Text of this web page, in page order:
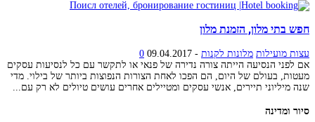
חפש בתי מלון, הזמנת מלון
עצות מועילות מלונות לקנות -
09.04.2017
0
אם לפני הנסיעה הייתה צורה נדירה של פנאי או לתקשר עם כל לנסיעות עסקים
מעטות, בעולם של היום, הם הפכו לאחת הצורות הנפוצות ביותר של בילוי. מדי
שנה מיליוני תיירים, אנשי עסקים ומטיילים אחרים עושים טיולים לא רק עם...
סיור ומדינה